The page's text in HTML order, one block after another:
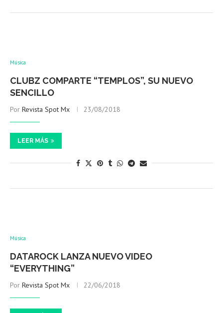
Música
CLUBZ COMPARTE “TEMPLOS”, SU NUEVO
SENCILLO
Por Revista Spot Mx 23/08/2018
LEER MÁS
Música
DATAROCK LANZA NUEVO VIDEO
“EVERYTHING”
Por Revista Spot Mx 22/06/2018